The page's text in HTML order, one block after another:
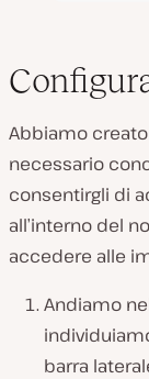
Abbiamo
necessario
consentirgli di
all’interno del
accedere alle
Andiamo
barra